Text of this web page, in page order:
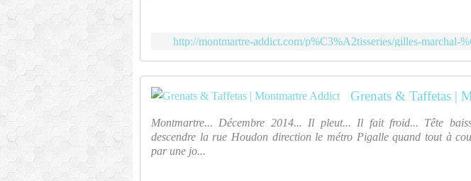
http://montmartre-addict.com/p%C3%A2tisseries/gilles-marchal-
Grenats & Taffetas |
Montmartre... Décembre 2014... Il pleut... Il fait froid... Tête
descendre la rue Houdon direction le métro Pigalle quand tout à
par une jo...